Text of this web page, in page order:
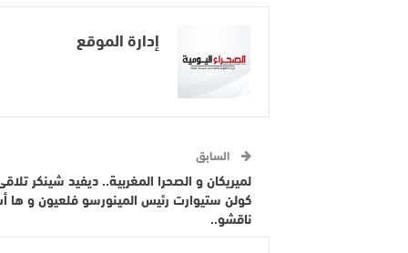
إدارة الموقع
السابق
لميريكان و الصحرا المغربية.. ديفيد شينكر
كولن ستيوارت رئيس المينورسو فلعيون و ها
ناقشو..